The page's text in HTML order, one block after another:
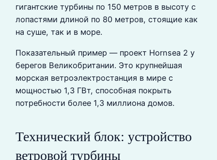
гигантские турбины по 150 метров в высоту с
лопастями длиной по 80 метров, стоящие как
на суше, так и в море.
Показательный пример — проект Hornsea 2 у
берегов Великобритании. Это крупнейшая
морская ветроэлектростанция в мире с
мощностью 1,3 ГВт, способная покрыть
потребности более 1,3 миллиона домов.
Технический блок: устройство
ветровой турбины